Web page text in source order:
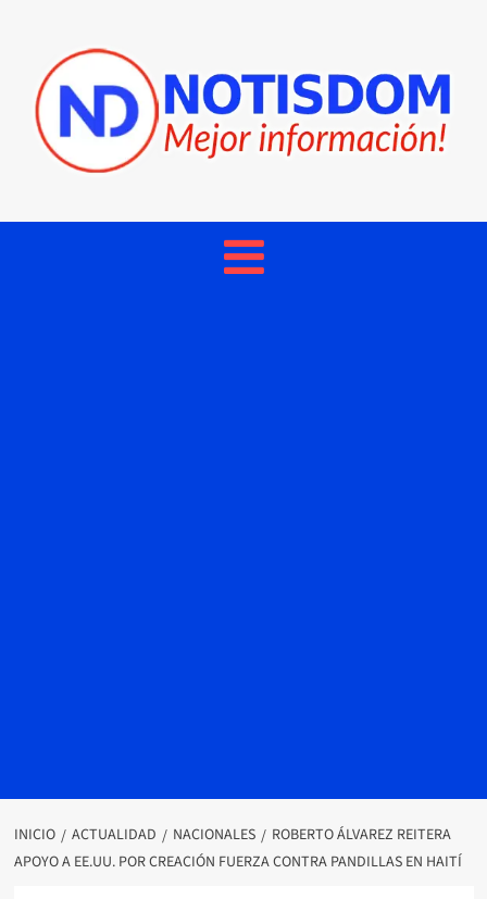
INICIO ACTUALIDAD NACIONALES
ROBERTO ÁLVAREZ REITERA
APOYO A EE.UU. POR CREACIÓN FUERZA CONTRA PANDILLAS EN HAITÍ